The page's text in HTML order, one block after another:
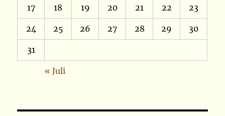
17 18 19 20 21 22 23
24 25 26 27 28 29 30
31
« Juli